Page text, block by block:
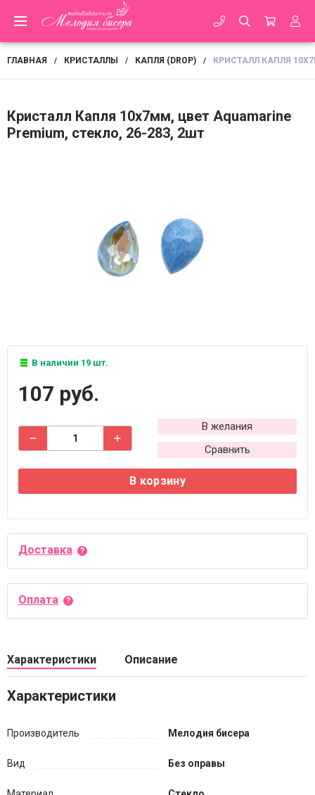
ГЛАВНАЯ / КРИСТАЛЛЫ / КАПЛЯ (DROP) / КРИСТАЛЛ КАПЛЯ
Кристалл Капля 10х7мм, цвет Aquamarine
Premium, стекло, 26-283, 2шт
В наличии 19 шт.
107 руб.
В желания
Сравнить
В корзину
Доставка
Оплата
Характеристики Описание
Характеристики
Производитель Мелодия бисера
Вид Без оправы